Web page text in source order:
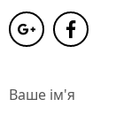
Ваше ім'я